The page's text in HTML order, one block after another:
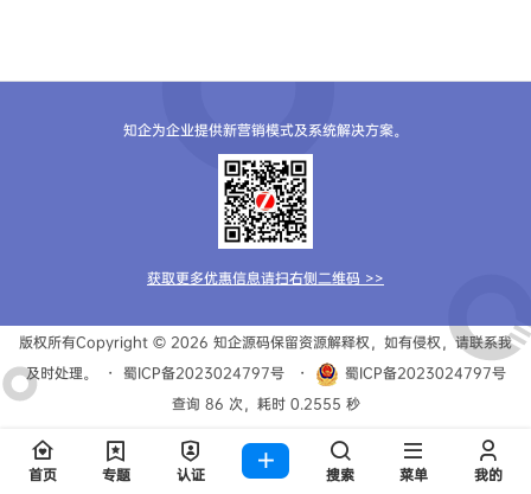
知企为企业提供新营销模式及系统解决方案。
获取更多优惠信息请扫右侧二维码 >>
版权所有Copyright © 2026 知企源码保留资源解释权，如有侵权，请联系我
及时处理。
・ 蜀ICP备2023024797号 ・
蜀ICP备2023024797号
查询 86 次，耗时 0.2555 秒
首页 专题 认证 搜索 菜单 我的